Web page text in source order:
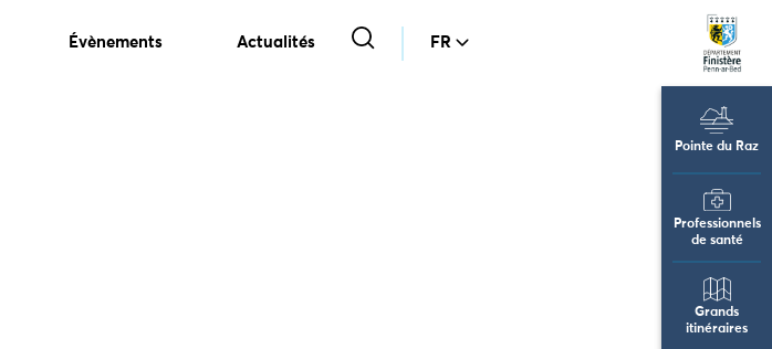
Évènements Actualités FR
Pointe du Raz
Professionnels
de santé
Grands
itinéraires